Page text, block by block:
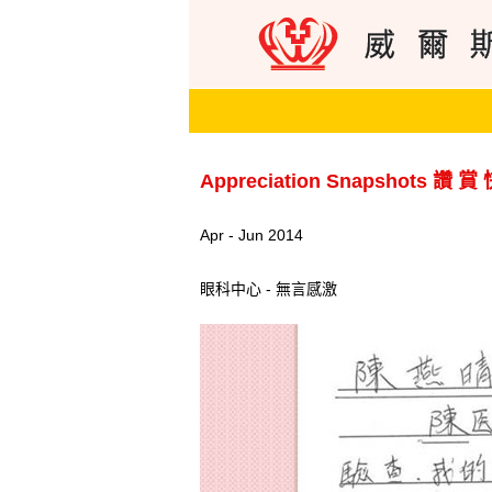
Appreciation Snapshots 讚 賞
Apr - Jun 2014
眼科中心 - 無言感激